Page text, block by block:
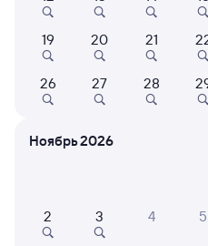
6 причин купить ж/д
Кемпинг
База отдыха Эко-
5 ⁠053 ⁠₽
19 20 21
26 27 28
Ноябрь 2026
2 3 4 5